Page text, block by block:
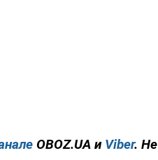
OBOZ.UA и Viber. Не